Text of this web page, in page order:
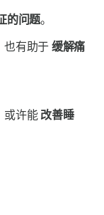
的问题。
也有助于 缓解痛
或许能 改善睡